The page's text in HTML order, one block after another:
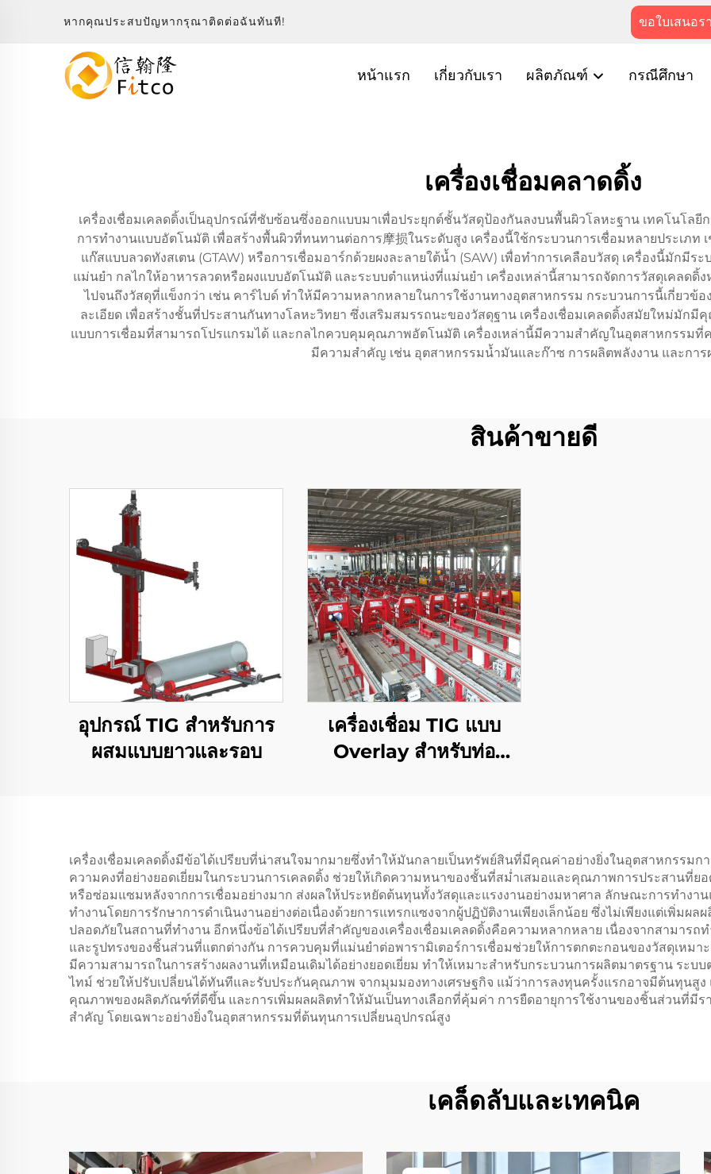
หากคุณประสบปัญหากรุณาติดต่อฉันทันที! ขอใบเสนอร
หน้าแรก เกี่ยวกับเรา ผลิตภัณฑ์ กรณีศึกษา
เครื่องเชื่อมคลาดดิ้ง
เครื่องเชื่อมเคลดดิ้งเป็นอุปกรณ์ที่ซับซ้อนซึ่งออกแบบมาเพื่อประยุกต์ชั้นวัสดุป้องกันลงบนพื้นผิวโลหะฐาน เทคโนโล
การทำงานแบบอัตโนมัติ เพื่อสร้างพื้นผิวที่ทนทานต่อการ摩损ในระดับสูง เครื่องนี้ใช้กระบวนการเชื่อมหลายประเภท
แก๊สแบบลวดทังสเตน (GTAW) หรือการเชื่อมอาร์กด้วยผงละลายใต้น้ำ (SAW) เพื่อทำการเคลือบวัสดุ เครื่องนี้มักมี
แม่นยำ กลไกให้อาหารลวดหรือผงแบบอัตโนมัติ และระบบตำแหน่งที่แม่นยำ เครื่องเหล่านี้สามารถจัดการวัสดุเคลดดิ้
ไปจนถึงวัสดุที่แข็งกว่า เช่น คาร์ไบด์ ทำให้มีความหลากหลายในการใช้งานทางอุตสาหกรรม กระบวนการนี้เกี่ยวข้
ละเอียด เพื่อสร้างชั้นที่ประสานกันทางโลหะวิทยา ซึ่งเสริมสมรรถนะของวัสดุฐาน เครื่องเชื่อมเคลดดิ้งสมัยใหม่มัก
แบบการเชื่อมที่สามารถโปรแกรมได้ และกลไกควบคุมคุณภาพอัตโนมัติ เครื่องเหล่านี้มีความสำคัญในอุตสาหกรรม
มีความสำคัญ เช่น อุตสาหกรรมน้ำมันและก๊าซ การผลิตพลังงาน และกา
สินค้าขายดี
อุปกรณ์ TIG สําหรับการ
ผสมแบบยาวและรอบ
เครื่องเชื่อม TIG แบบ
Overlay สำหรับท่อ
เครื่องเชื่อมเคลดดิ้งมีข้อได้เปรียบที่น่าสนใจมากมายซึ่งทำให้มันกลายเป็นทรัพย์สินที่มีคุณค่าอย่างยิ่งในอุตสาหกรรม
ความคงที่อย่างยอดเยี่ยมในกระบวนการเคลดดิ้ง ช่วยให้เกิดความหนาของชั้นที่สม่ำเสมอและคุณภาพการประสานที่ย
หรือซ่อมแซมหลังจากการเชื่อมอย่างมาก ส่งผลให้ประหยัดต้นทุนทั้งวัสดุและแรงงานอย่างมหาศาล ลักษณะการทำงา
ทำงานโดยการรักษาการดำเนินงานอย่างต่อเนื่องด้วยการแทรกแซงจากผู้ปฏิบัติงานเพียงเล็กน้อย ซึ่งไม่เพียงแต่เพิ่มผ
ปลอดภัยในสถานที่ทำงาน อีกหนึ่งข้อได้เปรียบที่สำคัญของเครื่องเชื่อมเคลดดิ้งคือความหลากหลาย เนื่องจากสามารถ
และรูปทรงของชิ้นส่วนที่แตกต่างกัน การควบคุมที่แม่นยำต่อพารามิเตอร์การเชื่อมช่วยให้การตกตะกอนของวัสดุเหมา
มีความสามารถในการสร้างผลงานที่เหมือนเดิมได้อย่างยอดเยี่ยม ทำให้เหมาะสำหรับกระบวนการผลิตมาตรฐาน ระ
ไทม์ ช่วยให้ปรับเปลี่ยนได้ทันทีและรับประกันคุณภาพ จากมุมมองทางเศรษฐกิจ แม้ว่าการลงทุนครั้งแรกอาจมีต้นทุนสู
คุณภาพของผลิตภัณฑ์ที่ดีขึ้น และการเพิ่มผลผลิตทำให้มันเป็นทางเลือกที่คุ้มค่า การยืดอายุการใช้งานของชิ้นส่วนที่มี
สำคัญ โดยเฉพาะอย่างยิ่งในอุตสาหกรรมที่ต้นทุนการเปลี่ยนอุปกรณ์สูง
เคล็ดลับและเทคนิค